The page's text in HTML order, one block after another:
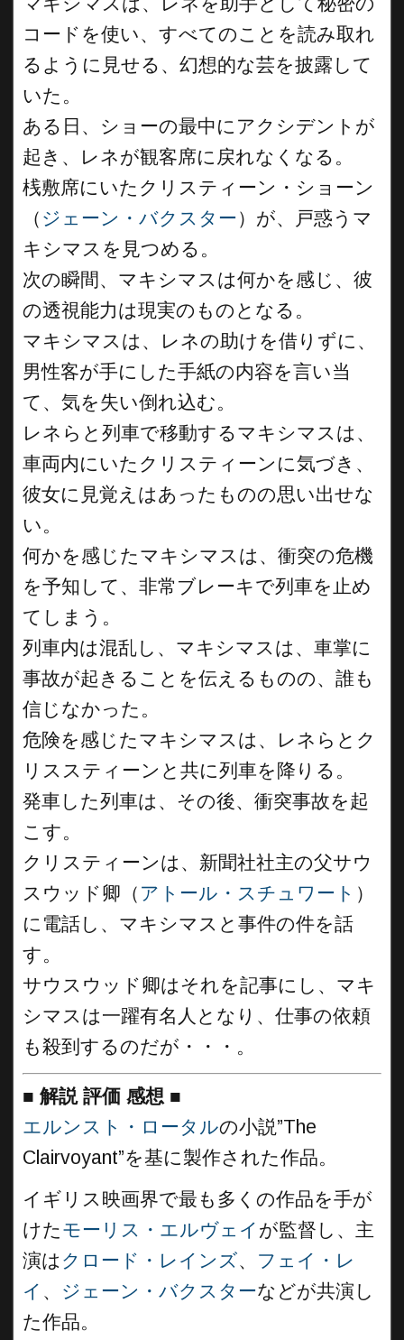
コードを使い、すべてのことを読み取れ
るように見せる、幻想的な芸を披露して
いた。
ある日、ショーの最中にアクシデントが
起き、レネが観客席に戻れなくなる。
桟敷席にいたクリスティーン・ショーン
（ ジェーン・バクスター）が、戸惑うマ
キシマスを見つめる。
次の瞬間、マキシマスは何かを感じ、彼
の透視能力は現実のものとなる。
マキシマスは、レネの助けを借りずに、
男性客が手にした手紙の内容を言い当
て、気を失い倒れ込む。
レネらと列車で移動するマキシマスは、
車両内にいたクリスティーンに気づき、
彼女に見覚えはあったものの思い出せな
い。
何かを感じたマキシマスは、衝突の危機
を予知して、非常ブレーキで列車を止め
てしまう。
列車内は混乱し、マキシマスは、車掌に
事故が起きることを伝えるものの、誰も
信じなかった。
危険を感じたマキシマスは、レネらとク
リススティーンと共に列車を降りる。
発車した列車は、その後、衝突事故を起
こす。
クリスティーンは、新聞社社主の父サウ
スウッド卿（ アトール・スチュワート ）
に電話し、マキシマスと事件の件を話
す。
サウスウッド卿はそれを記事にし、マキ
シマスは一躍有名人となり、仕事の依頼
も殺到するのだが・・・。
■ 解説 評価 感想 ■
エルンスト・ロータルの小説”The
Clairvoyant”を基に製作された作品。
イギリス映画界で最も多くの作品を手が
けたモーリス・エルヴェイ が監督し、主
演はクロード・レインズ、 フェイ・レ
イ 、 ジェーン・バクスターなどが共演し
た作品。